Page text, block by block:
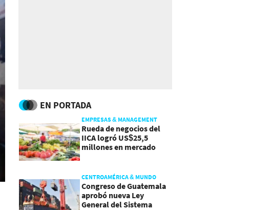
EN PORTADA
EMPRESAS & MANAGEMENT
Rueda de negocios del
IICA logró US$25,5
millones en mercado
CENTROAMÉRICA & MUNDO
Congreso de Guatemala
aprobó nueva Ley
General del Sistema